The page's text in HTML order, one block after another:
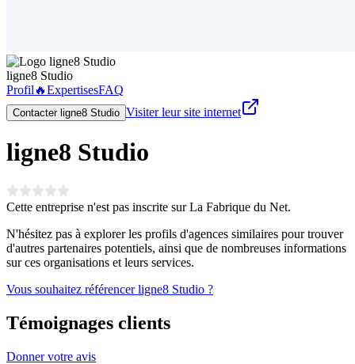
ligne8 Studio
Profil 🔥ExpertisesFAQ
Contacter ligne8 Studio Visiter leur site internet
ligne8 Studio
Cette entreprise n'est pas inscrite sur La Fabrique du Net.
N'hésitez pas à explorer les profils d'agences similaires pour trouver
d'autres partenaires potentiels, ainsi que de nombreuses informations
sur ces organisations et leurs services.
Vous souhaitez référencer ligne8 Studio ?
Témoignages clients
Donner votre avis